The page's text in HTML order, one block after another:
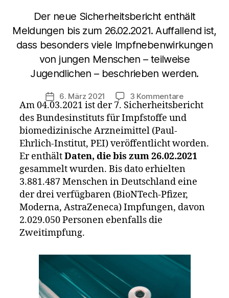
Der neue Sicherheitsbericht enthält
Meldungen bis zum 26.02.2021. Auffallend ist,
dass besonders viele Impfnebenwirkungen
von jungen Menschen – teilweise
Jugendlichen – beschrieben werden.
Veröffentlichungsdatum
6. März 2021 3 Kommentarezu
7.
PEI:
330
im
mit
der
Am 04.03.2021 ist der 7. Sicherheitsbericht
des Bundesinstituts für Impfstoffe und
biomedizinische Arzneimittel (Paul-
Ehrlich-Institut, PEI) veröffentlicht worden.
Er enthältDaten, die bis zum 26.02.2021
gesammelt wurden. Bis dato erhielten
3.881.487 Menschen in Deutschland eine
der drei verfügbaren (BioNTech-Pfizer,
Moderna, AstraZeneca) Impfungen, davon
2.029.050 Personen ebenfalls die
Zweitimpfung.